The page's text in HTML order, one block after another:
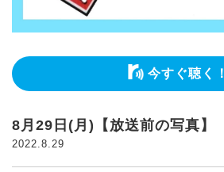
今すぐ聴く！
8月29日(月)【放送前の写真】
2022.8.29